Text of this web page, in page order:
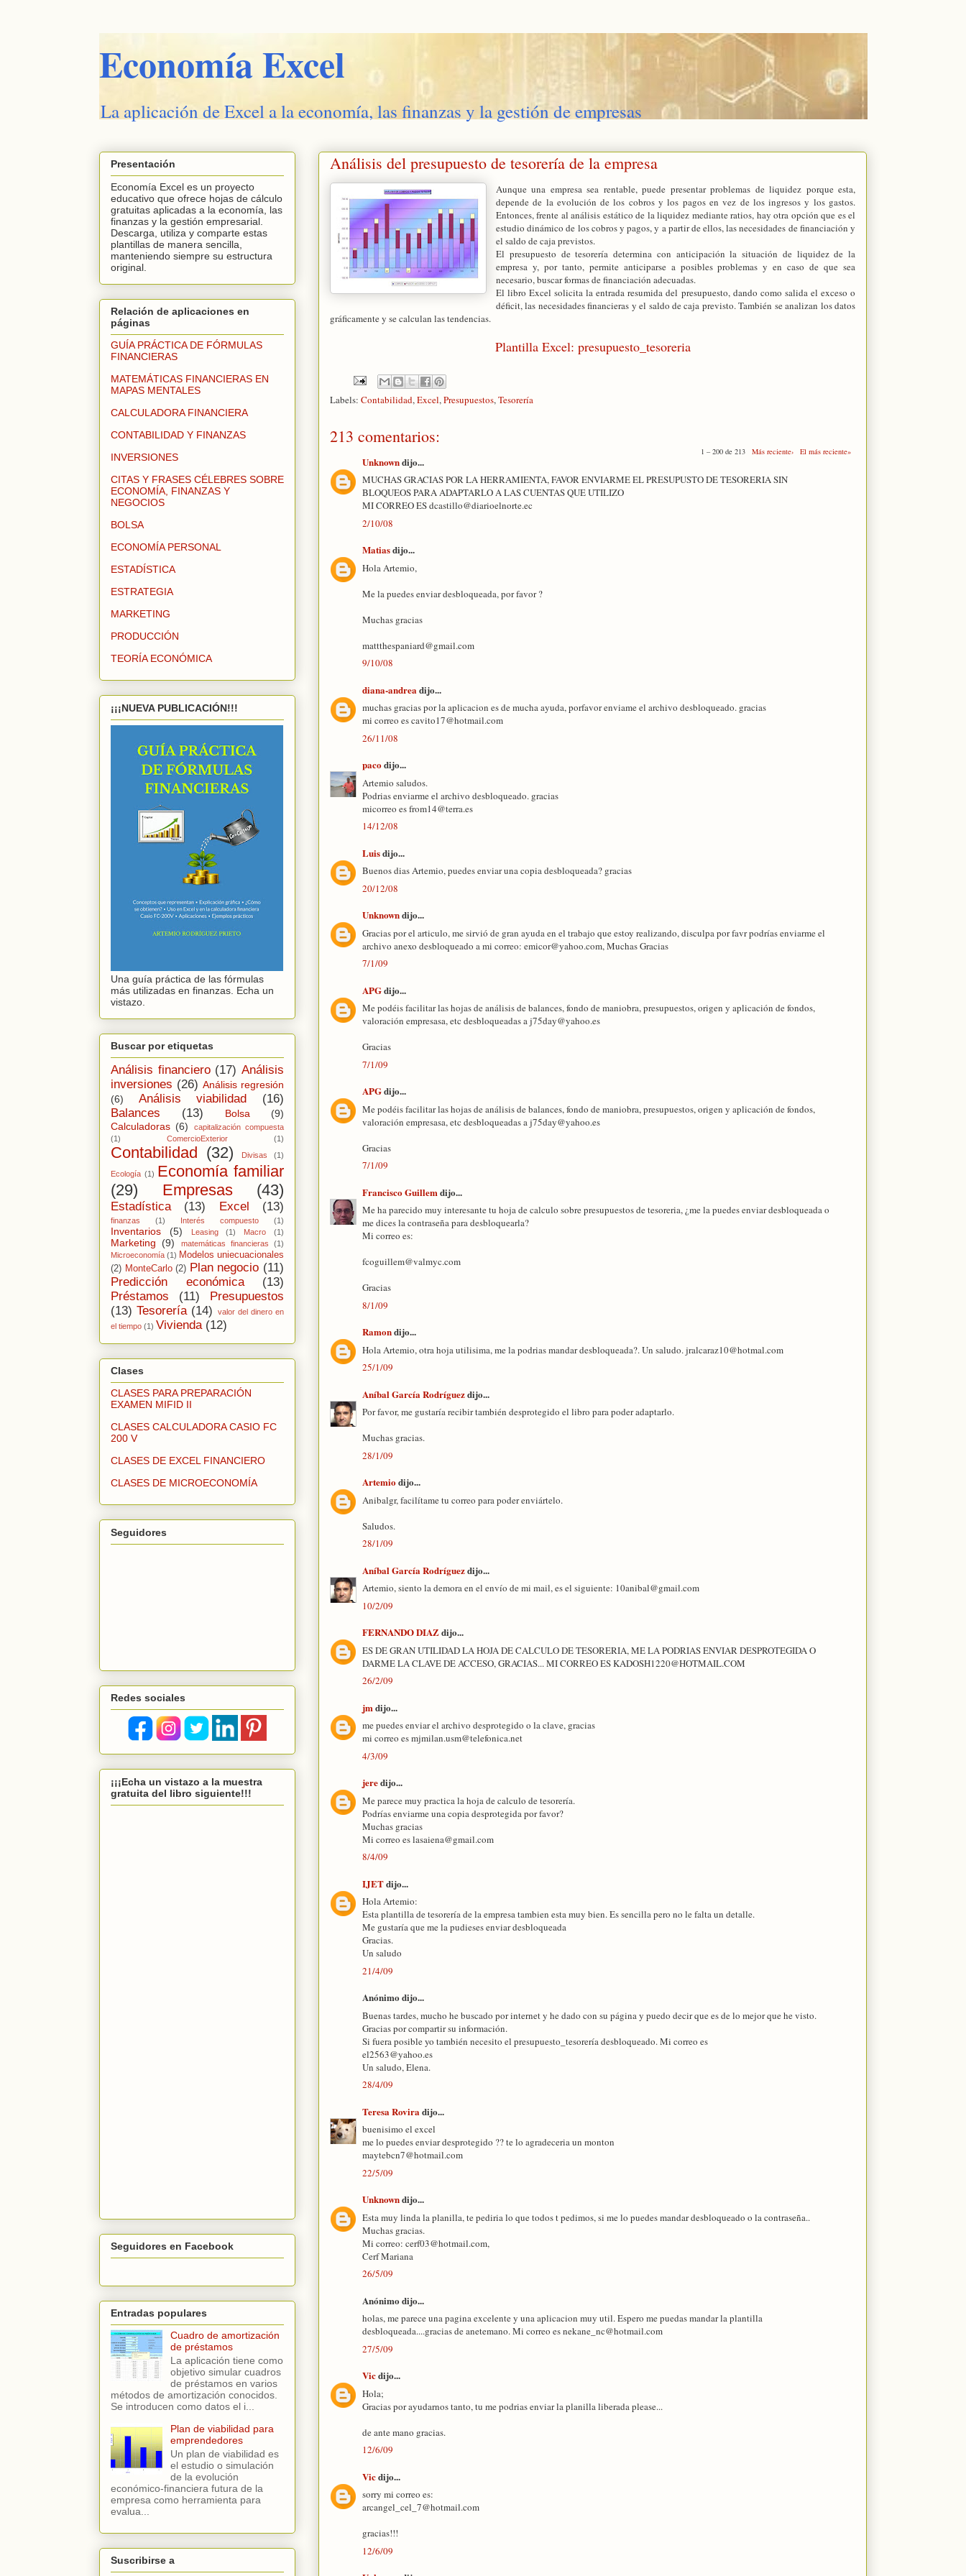
Economía Excel
La aplicación de Excel a la economía, las finanzas y la gestión de empresas
Análisis del presupuesto de tesorería de la empresa
Aunque una empresa sea rentable, puede presentar problemas de liquidez porque esta,
depende de la evolución de los cobros y los pagos en vez de los ingresos y los gastos.
Entonces, frente al análisis estático de la liquidez mediante ratios, hay otra opción que es el
estudio dinámico de los cobros y pagos, y a partir de ellos, las necesidades de financiación y
el saldo de caja previstos.
El presupuesto de tesorería determina con anticipación la situación de liquidez de la
empresa y, por tanto, permite anticiparse a posibles problemas y en caso de que sea
necesario, buscar formas de financiación adecuadas.
El libro Excel solicita la entrada resumida del presupuesto, dando como salida el exceso o
déficit, las necesidades financieras y el saldo de caja previsto. También se analizan los datos
gráficamente y se calculan las tendencias.
Plantilla Excel: presupuesto_tesoreria
Labels: Contabilidad, Excel, Presupuestos, Tesorería
213 comentarios:
1 – 200 de 213 Más reciente› El más reciente»
Unknowndijo...
MUCHAS GRACIAS POR LA HERRAMIENTA, FAVOR ENVIARME EL PRESUPUSTO DE TESORERIA SIN
BLOQUEOS PARA ADAPTARLO A LAS CUENTAS QUE UTILIZO
MI CORREO ES dcastillo@diarioelnorte.ec
2/10/08
Matiasdijo...
Hola Artemio,
Me la puedes enviar desbloqueada, por favor ?
Muchas gracias
mattthespaniard@gmail.com
9/10/08
diana-andrea dijo...
muchas gracias por la aplicacion es de mucha ayuda, porfavor enviame el archivo desbloqueado. gracias
mi correo es cavito17@hotmail.com
26/11/08
pacodijo...
Artemio saludos.
Podrias enviarme el archivo desbloqueado. gracias
micorreo es from14@terra.es
14/12/08
Luisdijo...
Buenos dias Artemio, puedes enviar una copia desbloqueada? gracias
20/12/08
Unknowndijo...
Gracias por el articulo, me sirvió de gran ayuda en el trabajo que estoy realizando, disculpa por favr podrías enviarme el
archivo anexo desbloqueado a mi correo: emicor@yahoo.com, Muchas Gracias
7/1/09
APGdijo...
Me podéis facilitar las hojas de análisis de balances, fondo de maniobra, presupuestos, origen y aplicación de fondos,
valoración empresasa, etc desbloqueadas a j75day@yahoo.es
Gracias
7/1/09
APGdijo...
Me podéis facilitar las hojas de análisis de balances, fondo de maniobra, presupuestos, origen y aplicación de fondos,
valoración empresasa, etc desbloqueadas a j75day@yahoo.es
Gracias
7/1/09
Francisco Guillem dijo...
Me ha parecido muy interesante tu hoja de calculo sobre presupuestos de tesoreria, ¿me la puedes enviar desbloqueada o
me dices la contraseña para desbloquearla?
Mi correo es:
fcoguillem@valmyc.com
Gracias
8/1/09
Ramondijo...
Hola Artemio, otra hoja utilisima, me la podrias mandar desbloqueada?. Un saludo. jralcaraz10@hotmal.com
25/1/09
Aníbal García Rodríguezdijo...
Por favor, me gustaría recibir también desprotegido el libro para poder adaptarlo.
Muchas gracias.
28/1/09
Artemiodijo...
Anibalgr, facilítame tu correo para poder enviártelo.
Saludos.
28/1/09
Aníbal García Rodríguezdijo...
Artemio, siento la demora en el envío de mi mail, es el siguiente: 10anibal@gmail.com
10/2/09
FERNANDO DIAZdijo...
ES DE GRAN UTILIDAD LA HOJA DE CALCULO DE TESORERIA, ME LA PODRIAS ENVIAR DESPROTEGIDA O
DARME LA CLAVE DE ACCESO, GRACIAS... MI CORREO ES KADOSH1220@HOTMAIL.COM
26/2/09
jm dijo...
me puedes enviar el archivo desprotegido o la clave, gracias
mi correo es mjmilan.usm@telefonica.net
4/3/09
jeredijo...
Me parece muy practica la hoja de calculo de tesorería.
Podrías enviarme una copia desprotegida por favor?
Muchas gracias
Mi correo es lasaiena@gmail.com
8/4/09
IJETdijo...
Hola Artemio:
Esta plantilla de tesorería de la empresa tambien esta muy bien. Es sencilla pero no le falta un detalle.
Me gustaría que me la pudieses enviar desbloqueada
Gracias.
Un saludo
21/4/09
Anónimo dijo...
Buenas tardes, mucho he buscado por internet y he dado con su página y puedo decir que es de lo mejor que he visto.
Gracias por compartir su información.
Si fuera posible yo también necesito el presupuesto_tesorería desbloqueado. Mi correo es
el2563@yahoo.es
Un saludo, Elena.
28/4/09
Teresa Rovira dijo...
buenisimo el excel
me lo puedes enviar desprotegido ?? te lo agradeceria un monton
maytebcn7@hotmail.com
22/5/09
Unknowndijo...
Esta muy linda la planilla, te pediria lo que todos t pedimos, si me lo puedes mandar desbloqueado o la contraseña..
Muchas gracias.
Mi correo: cerf03@hotmail.com,
Cerf Mariana
26/5/09
Anónimo dijo...
holas, me parece una pagina excelente y una aplicacion muy util. Espero me puedas mandar la plantilla
desbloqueada....gracias de anetemano. Mi correo es nekane_nc@hotmail.com
27/5/09
Vicdijo...
Hola;
Gracias por ayudarnos tanto, tu me podrias enviar la planilla liberada please...
de ante mano gracias.
12/6/09
Vicdijo...
sorry mi correo es:
arcangel_cel_7@hotmail.com
gracias!!!
12/6/09
Presentación
Economía Excel es un proyecto
educativo que ofrece hojas de cálculo
gratuitas aplicadas a la economía, las
finanzas y la gestión empresarial.
Descarga, utiliza y comparte estas
plantillas de manera sencilla,
manteniendo siempre su estructura
original.
Relación de aplicaciones en
páginas
GUÍA PRÁCTICA DE FÓRMULAS
FINANCIERAS
MATEMÁTICAS FINANCIERAS EN
MAPAS MENTALES
CALCULADORA FINANCIERA
CONTABILIDAD Y FINANZAS
INVERSIONES
CITAS Y FRASES CÉLEBRES SOBRE
ECONOMÍA, FINANZAS Y
NEGOCIOS
BOLSA
ECONOMÍA PERSONAL
ESTADÍSTICA
ESTRATEGIA
MARKETING
PRODUCCIÓN
TEORÍA ECONÓMICA
¡¡¡NUEVA PUBLICACIÓN!!!
Una guía práctica de las fórmulas
más utilizadas en finanzas. Echa un
vistazo.
Buscar por etiquetas
Análisis financiero (17) Análisis
inversiones (26) Análisis regresión
(6)
Análisis viabilidad
(16)
Balances
(13) Bolsa
(9)
Calculadoras (6)
capitalización compuesta
(1)
ComercioExterior (1)
Contabilidad (32) Divisas (1)
Ecología (1) Economía familiar
(29)
Empresas (43)
Estadística (13) Excel (13)
finanzas (1) Interés compuesto (1)
Inventarios (5) Leasing (1) Macro (1)
Marketing (9) matemáticas financieras
(1)
Microeconomía (1) Modelos uniecuacionales
(2) MonteCarlo (2) Plan negocio (11)
Predicción económica
(13)
Préstamos
(11)
Presupuestos
(13) Tesorería (14)
valor del dinero en
el tiempo (1) Vivienda (12)
Clases
CLASES PARA PREPARACIÓN
EXAMEN MIFID II
CLASES CALCULADORA CASIO FC
200 V
CLASES DE EXCEL FINANCIERO
CLASES DE MICROECONOMÍA
Seguidores
Redes sociales
¡¡¡Echa un vistazo a la muestra
gratuita del libro siguiente!!!
Seguidores en Facebook
Entradas populares
Cuadro de amortización
de préstamos
La aplicación tiene como
objetivo simular cuadros
de préstamos en varios
métodos de amortización conocidos.
Se introducen como datos el i...
Plan de viabilidad para
emprendedores
Un plan de viabilidad es
el estudio o simulación
de la evolución
económico-financiera futura de la
empresa como herramienta para
evalua...
Suscribirse a